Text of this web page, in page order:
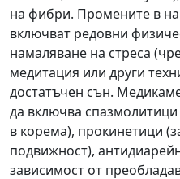
на фибри. Промените в
включват редовни
намаляване на стреса
медитация или други
достатъчен сън.
да включва
в корема), прокинетици
подвижност),
зависимост от